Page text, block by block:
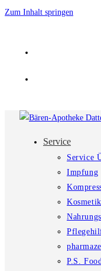
Zum Inhalt springen
Service
Service
Impfung
Kosmetik
P.S.